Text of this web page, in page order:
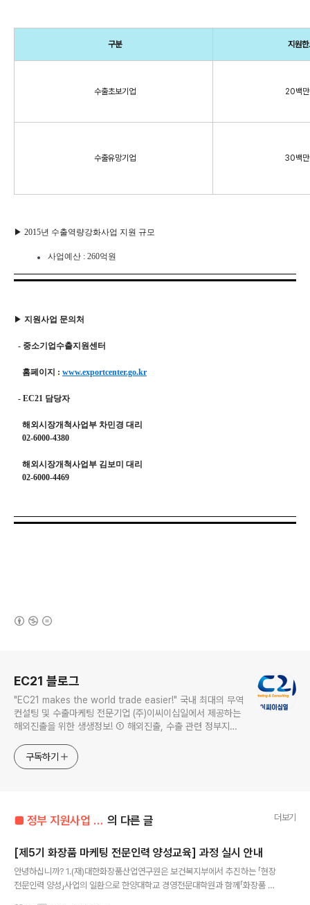
구분 지원
수출초보기업 20백
수출유망기업 30백
▶ 2015년 수출역량강화사업 지원 규모
사업예산 : 260억원
▶ 지원사업 문의처
- 중소기업수출지원센터
홈페이지 : www.exportcenter.go.kr
- EC21 담당자
해외시장개척사업부 차민경 대리
02-6000-4380
해외시장개척사업부 김보미 대리
02-6000-4469
EC21 블로그
"EC21 makes the world trade easier!" 국내 최대의 무역
컨설팅 및 수출마케팅 전문기업 (주)이씨이십일에서 제공하는
해외진출을 위한 생생정보! ① 해외진출, 수출 관련 정부지원
B2B 마켓플레이스 EC21.com 정보 ④ 뉴미디어 마케팅, 검
색엔진 마케팅 정보
구독하기
■ 정부 지원사업 정보 의 다른 글 더보기
[제5기 화장품 마케팅 전문인력 양성교육] 과정 실시 안내
안녕하십니까? 1.(재)대한화장품산업연구원은 보건복지부에서 추진하는 「현장
전문인력 양성」사업의 일환으로 한양대학교 경영전문대학원과 함께「화장품 마